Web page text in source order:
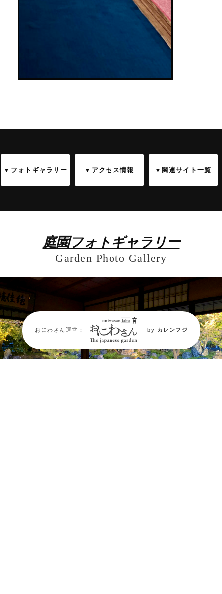
▼フォトギャラリー ▼アクセス情報 ▼関連サイト一覧
庭園フォトギャラリー
Garden Photo Gallery
おにわさん運営： by カレンフジ